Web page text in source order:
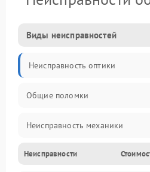
Виды неисправностей
Неисправность оптики
Общие поломки
Неисправность механики
Неисправность электроники
Неисправности